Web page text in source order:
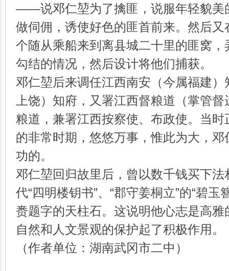
——说邓仁堃为了擒匪，说服年轻貌美
做伺佣，诱使好色的匪首前来。然后
个随从乘船来到离县城二十里的匪窝
勾结的情况，然后设计将他们捕获。
邓仁堃后来调任江西南安（今属福建
上饶）知府，又署江西督粮道（掌管
粮道，兼署江西按察使、布政使。当
的非常时期，悠悠万事，惟此为大，
功的。
邓仁堃回归故里后，曾以数千钱买下
代“四明楼钥书”、“郡守姜桐立”的“碧
赉题字的天柱石。这说明他心志是高
自然和人文景观的保护起了积极作用。
（作者单位：湖南武冈市二中）